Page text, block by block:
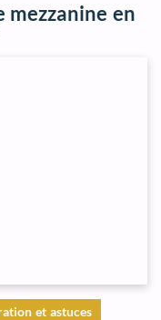
mezzanine en
et astuces